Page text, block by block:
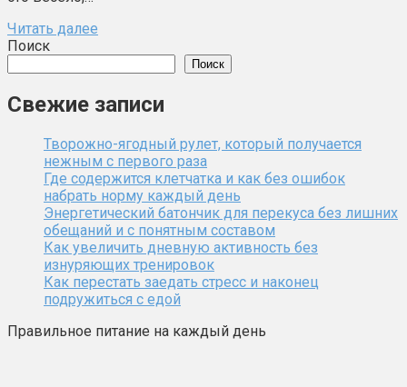
Читать далее
Поиск
Поиск
Свежие записи
Творожно-ягодный рулет, который получается
нежным с первого раза
Где содержится клетчатка и как без ошибок
набрать норму каждый день
Энергетический батончик для перекуса без лишних
обещаний и с понятным составом
Как увеличить дневную активность без
изнуряющих тренировок
Как перестать заедать стресс и наконец
подружиться с едой
Правильное питание на каждый день